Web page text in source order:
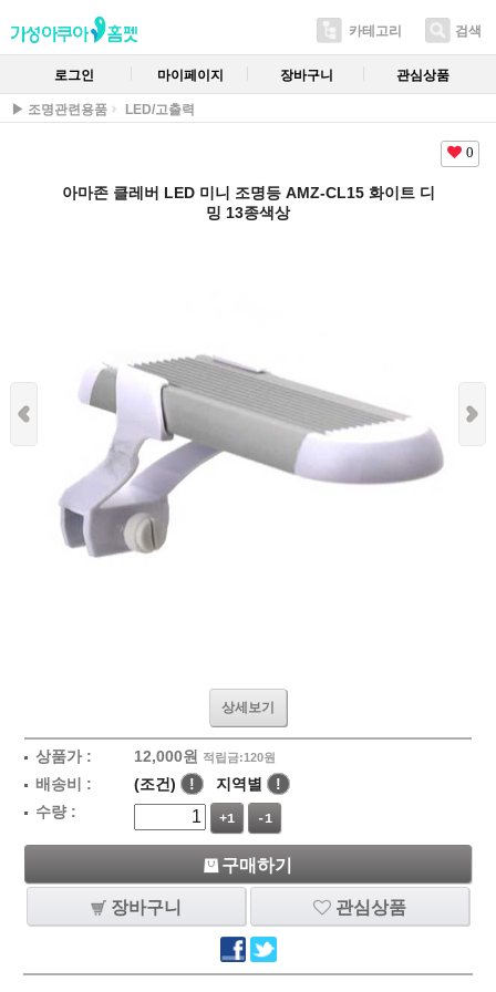
카테고리 검색
로그인 마이페이지 장바구니 관심상품
▶ 조명관련용품 LED/고출력
0
아마존 클레버 LED 미니 조명등 AMZ-CL15 화이트 디
밍 13종색상
상세보기
상품가 : 12,000원 적립금:120원
배송비 : (조건) ! 지역별
!
수량 :
+1 -1
구매하기
장바구니 관심상품